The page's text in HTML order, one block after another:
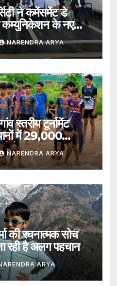
ने कमेंसमेंट डे
के नए
NARENDRA ARYA
स्तरीय टूर्नामेंट
में 29,000
के साथ संपन्न हुआ
NARENDRA ARYA
की रचनात्मक सोच
रही है अलग पहचान
ARYA